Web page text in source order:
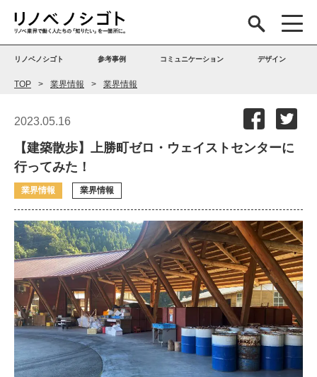
リノベノシゴト 参考事例 コミュニケーション デザイン
TOP 業界情報 業界情報
2023.05.16
【建築散歩】上勝町ゼロ・ウェイストセンターに
行ってみた！
業界情報 業界情報